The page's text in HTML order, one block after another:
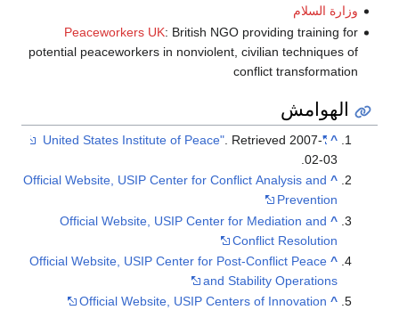
Peaceworkers UK: British NGO providing
potential peaceworkers in nonviolent, civilian
conflict
. Retrieved
Official Website, USIP Center for Conflict Analysis and
Official Website, USIP Center for Mediation and
Conflict
Official Website, USIP Center for Post-Conflict Peace
and Stability
Official Website, USIP Centers of Innovation